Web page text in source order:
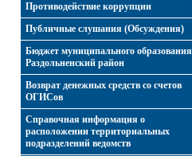
Противодействие коррупции
Публичные слушания (Обсуждения)
Бюджет муниципального образования
Раздольненский район
Возврат денежных средств со счетов
ОГИСов
Справочная информация о
расположении территориальных
подразделений ведомств